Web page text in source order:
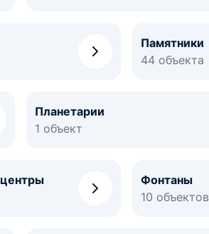
Памятники
44 объекта
Планетарии
1 объект
Фонтаны
10 объектов